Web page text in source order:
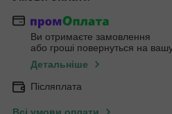
Ви отримаєте замовлення
або гроші повернуться на
Детальніше
Післяплата